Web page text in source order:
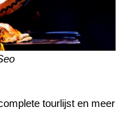
tourlijst en meer